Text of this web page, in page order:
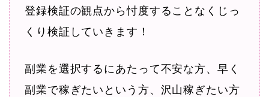
登録検証の観点から忖度することなくじっ
くり検証していきます！
副業を選択するにあたって不安な方、早く
副業で稼ぎたいという方、沢山稼ぎたい方